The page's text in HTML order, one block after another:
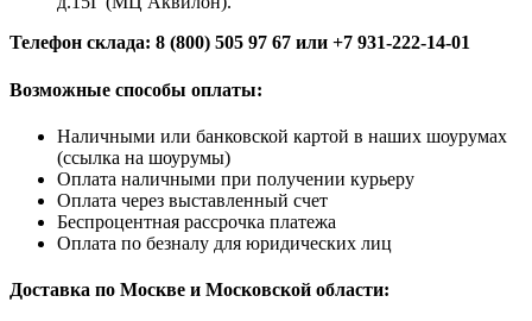
Телефон склада: 8 (800) 505 97 67 или +7 931-222-14-01
Возможные способы оплаты:
Наличными или банковской картой в наших шоурумах
(ссылка на шоурумы)
Оплата наличными при получении курьеру
Оплата через выставленный счет
Беспроцентная рассрочка платежа
Оплата по безналу для юридических лиц
Доставка по Москве и Московской области: